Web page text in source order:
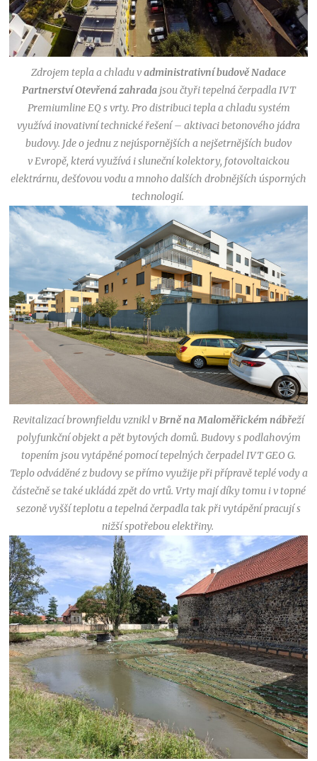
Zdrojem tepla a chladu vadministrativní budově Nadace
Partnerství Otevřená zahradajsou čtyři tepelná čerpadla IVT
Premiumline EQ s vrty. Pro distribuci tepla a chladu systém
využívá inovativní technické řešení – aktivaci betonového jádra
budovy. Jde o jednu z nejúspornějších a nejšetrnějších budov
v Evropě, která využívá i sluneční kolektory, fotovoltaickou
elektrárnu, dešťovou vodu a mnoho dalších drobnějších úsporných
technologií.
Revitalizací brownfieldu vznikl vBrně na Maloměřickém nábřeží
polyfunkční objekt a pět bytových domů. Budovy s podlahovým
topením jsou vytápěné pomocí tepelných čerpadel IVT GEO G.
Teplo odváděné z budovy se přímo využije při přípravě teplé vody a
částečně se také ukládá zpět do vrtů. Vrty mají díky tomu i v topné
sezoně vyšší teplotu a tepelná čerpadla tak při vytápění pracují s
nižší spotřebou elektřiny.